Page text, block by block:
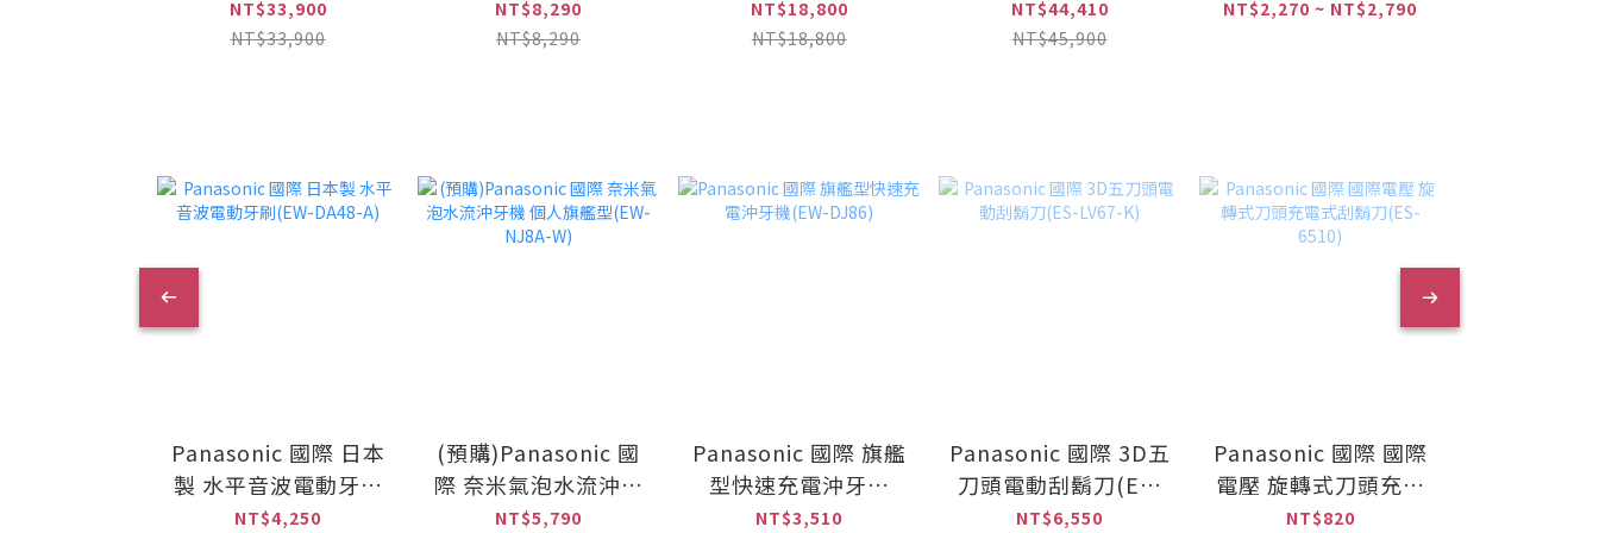
櫥下型雙溫加熱器(搭
4H2單道式淨水設備)
NT$33,900
NT$33,900
列 淨水設備 含安裝
(PurVive-4HL)
NT$8,290
NT$8,290
級600G(YS-8021RO)
NT$18,800
NT$18,800
熱器NC-ANX2-
SET(配國際牌淨水器
NT$44,410
NT$45,900
W)
NT$2,270 ~ NT$2,790
Panasonic 國際 日本
製 水平音波電動牙刷
(EW-DA48-A)
NT$4,250
(預購)Panasonic 國
際 奈米氣泡水流沖牙
機 個人旗艦型(EW-
NT$5,790
Panasonic 國際 旗艦
型快速充電沖牙機
(EW-DJ86)
NT$3,510
Panasonic 國際 3D五
刀頭電動刮鬍刀(ES-
LV67-K)
NT$6,550
Panasonic 國際 國際
電壓 旋轉式刀頭充電
式刮鬍刀(ES-6510)
NT$820